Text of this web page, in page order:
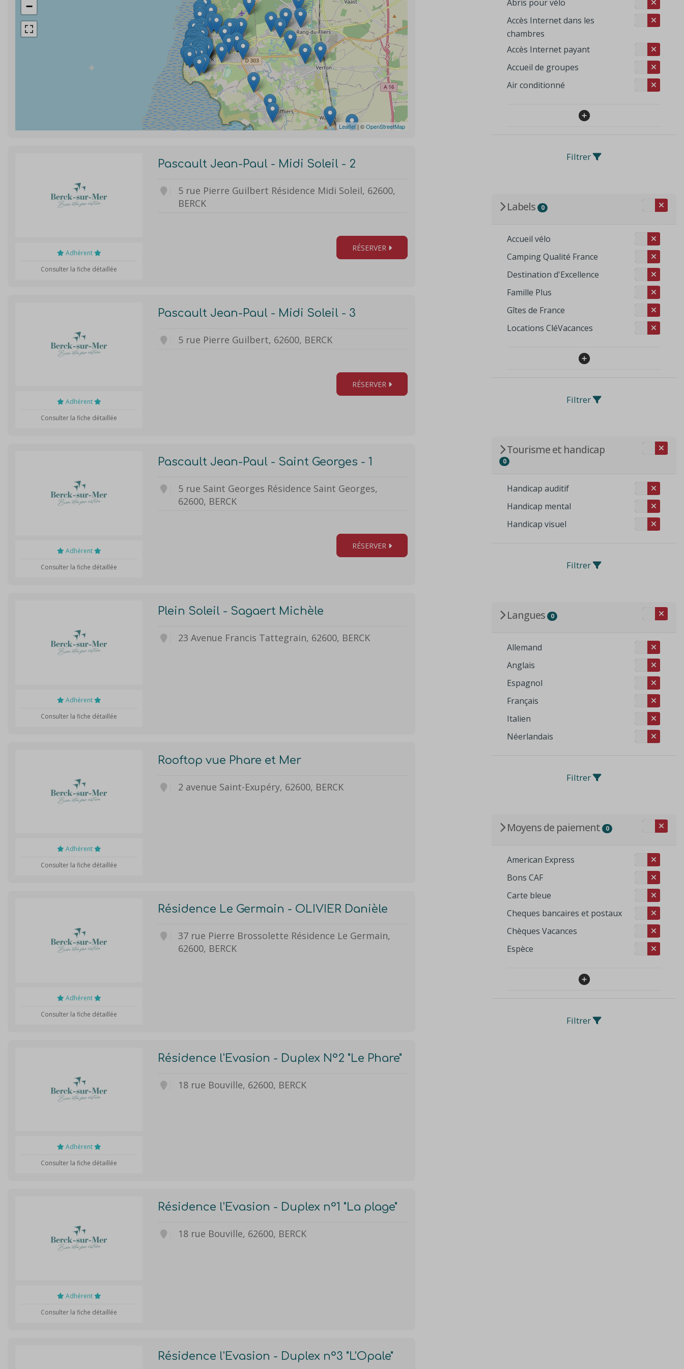
−
Leaflet| ©OpenStreetMap
Adhérent
Consulter la fiche détaillée
Pascault Jean-Paul - Midi Soleil - 2
5 rue Pierre Guilbert Résidence Midi Soleil, 62600,
BERCK
RÉSERVER
Adhérent
Consulter la fiche détaillée
Pascault Jean-Paul - Midi Soleil - 3
5 rue Pierre Guilbert, 62600, BERCK
RÉSERVER
Adhérent
Consulter la fiche détaillée
Pascault Jean-Paul - Saint Georges - 1
5 rue Saint Georges Résidence Saint Georges,
62600, BERCK
RÉSERVER
Adhérent
Consulter la fiche détaillée
Plein Soleil - Sagaert Michèle
23 Avenue Francis Tattegrain, 62600, BERCK
Adhérent
Consulter la fiche détaillée
Rooftop vue Phare et Mer
2 avenue Saint-Exupéry, 62600, BERCK
Adhérent
Consulter la fiche détaillée
Résidence Le Germain - OLIVIER Danièle
37 rue Pierre Brossolette Résidence Le Germain,
62600, BERCK
Adhérent
Consulter la fiche détaillée
Résidence l'Evasion - Duplex N°2 "Le Phare"
18 rue Bouville, 62600, BERCK
Adhérent
Consulter la fiche détaillée
Résidence l'Evasion - Duplex n°1 "La plage"
18 rue Bouville, 62600, BERCK
Résidence l'Evasion - Duplex n°3 "L'Opale"
Abris pour vélo
Accès Internet dans les
chambres
Accès Internet payant
Accueil de groupes
Air conditionné
Filtrer
Labels 0
Accueil vélo
Camping Qualité France
Destination d'Excellence
Famille Plus
Gîtes de France
Locations CléVacances
Filtrer
Tourisme et handicap
0
Handicap auditif
Handicap mental
Handicap visuel
Filtrer
Langues 0
Allemand
Anglais
Espagnol
Français
Italien
Néerlandais
Filtrer
Moyens de paiement 0
American Express
Bons CAF
Carte bleue
Cheques bancaires et postaux
Chèques Vacances
Espèce
Filtrer